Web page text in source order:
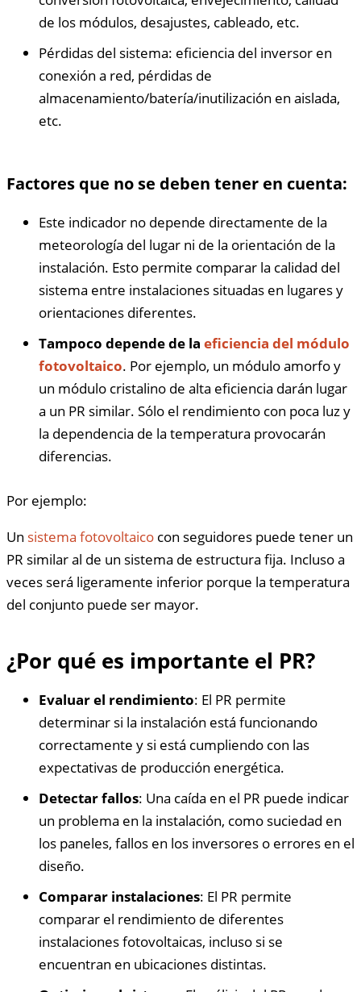
de los módulos, desajustes, cableado, etc.
Pérdidas del sistema: eficiencia del inversor en
conexión a red, pérdidas de
almacenamiento/batería/inutilización en aislada,
etc.
Factores que no se deben tener en cuenta:
Este indicador no depende directamente de la
meteorología del lugar ni de la orientación de la
instalación. Esto permite comparar la calidad del
sistema entre instalaciones situadas en lugares y
orientaciones diferentes.
Tampoco depende de la eficiencia del módulo
fotovoltaico. Por ejemplo, un módulo amorfo y
un módulo cristalino de alta eficiencia darán lugar
a un PR similar. Sólo el rendimiento con poca luz y
la dependencia de la temperatura provocarán
diferencias.
Por ejemplo:
Un sistema fotovoltaico con seguidores puede tener un
PR similar al de un sistema de estructura fija. Incluso a
veces será ligeramente inferior porque la temperatura
del conjunto puede ser mayor.
¿Por qué es importante el PR?
Evaluar el rendimiento: El PR permite
determinar si la instalación está funcionando
correctamente y si está cumpliendo con las
expectativas de producción energética.
Detectar fallos: Una caída en el PR puede indicar
un problema en la instalación, como suciedad en
los paneles, fallos en los inversores o errores en el
diseño.
Comparar instalaciones: El PR permite
comparar el rendimiento de diferentes
instalaciones fotovoltaicas, incluso si se
encuentran en ubicaciones distintas.